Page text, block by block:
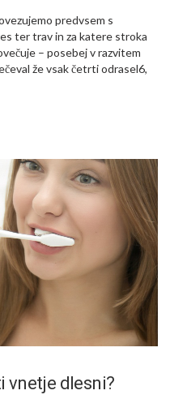
predvsem s
ter trav in za katere stroka
– posebej v razvitem
že vsak četrti odrasel6,
vnetje dlesni?